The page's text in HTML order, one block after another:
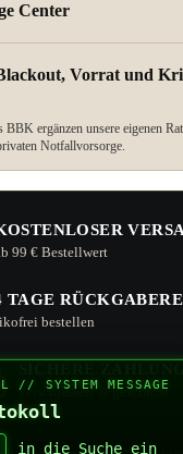
// SYSTEM MESSAGE
in die Suche ein
Center
Vorrat und
ergänzen unsere eigenen
Notfallvorsorge.
99 € Bestellwert
TAGE
bestellen
verschlüsselt & geschützt